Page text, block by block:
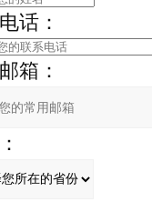
话：
箱：